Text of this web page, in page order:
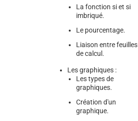
La fonction si et si
imbriqué.
Le pourcentage.
Liaison entre feuilles
de calcul.
Les graphiques :
Les types de
graphiques.
Création d'un
graphique.